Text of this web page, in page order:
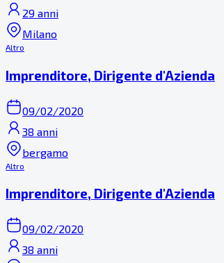
29 anni
Milano
Altro
Imprenditore, Dirigente d'Azienda
09/02/2020
38 anni
bergamo
Altro
Imprenditore, Dirigente d'Azienda
09/02/2020
38 anni